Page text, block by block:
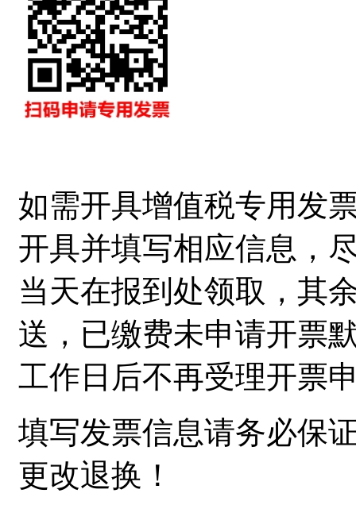
如需开具增值税专用发
开具并填写相应信息，
当天在报到处领取，其
送，已缴费未申请开票
工作日后不再受理开票
填写发票信息请务必保
更改退换！